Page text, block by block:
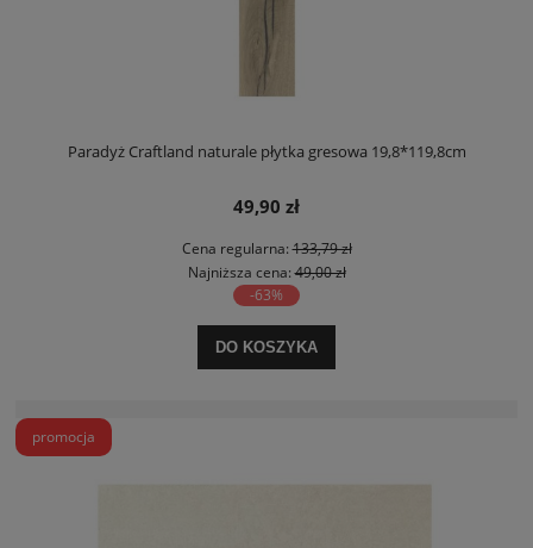
Paradyż Craftland naturale płytka gresowa 19,8*119,8cm
49,90 zł
Cena regularna:133,79 zł
Najniższa cena:49,00 zł
-63%
DO KOSZYKA
promocja